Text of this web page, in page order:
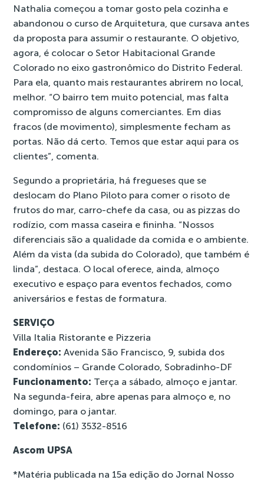
Nathalia começou a tomar gosto pela cozinha e
abandonou o curso de Arquitetura, que cursava antes
da proposta para assumir o restaurante. O objetivo,
agora, é colocar o Setor Habitacional Grande
Colorado no eixo gastronômico do Distrito Federal.
Para ela, quanto mais restaurantes abrirem no local,
melhor. “O bairro tem muito potencial, mas falta
compromisso de alguns comerciantes. Em dias
fracos (de movimento), simplesmente fecham as
portas. Não dá certo. Temos que estar aqui para os
clientes”, comenta.
Segundo a proprietária, há fregueses que se
deslocam do Plano Piloto para comer o risoto de
frutos do mar, carro-chefe da casa, ou as pizzas do
rodízio, com massa caseira e fininha. “Nossos
diferenciais são a qualidade da comida e o ambiente.
Além da vista (da subida do Colorado), que também é
linda”, destaca. O local oferece, ainda, almoço
executivo e espaço para eventos fechados, como
aniversários e festas de formatura.
SERVIÇO
Villa Italia Ristorante e Pizzeria
Endereço: Avenida São Francisco, 9, subida dos
condomínios – Grande Colorado, Sobradinho-DF
Funcionamento: Terça a sábado, almoço e jantar.
Na segunda-feira, abre apenas para almoço e, no
domingo, para o jantar.
Telefone: (61) 3532-8516
Ascom UPSA
*Matéria publicada na 15a edição do Jornal Nosso